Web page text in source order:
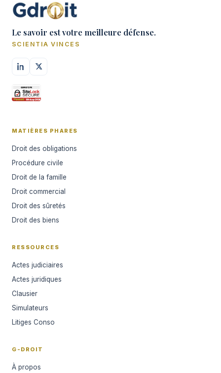
Le savoir est votre meilleure défense.
SCIENTIA VINCES
MATIÈRES PHARES
Droit des obligations
Procédure civile
Droit de la famille
Droit commercial
Droit des sûretés
Droit des biens
RESSOURCES
Actes judiciaires
Actes juridiques
Clausier
Simulateurs
Litiges Conso
G-DROIT
À propos